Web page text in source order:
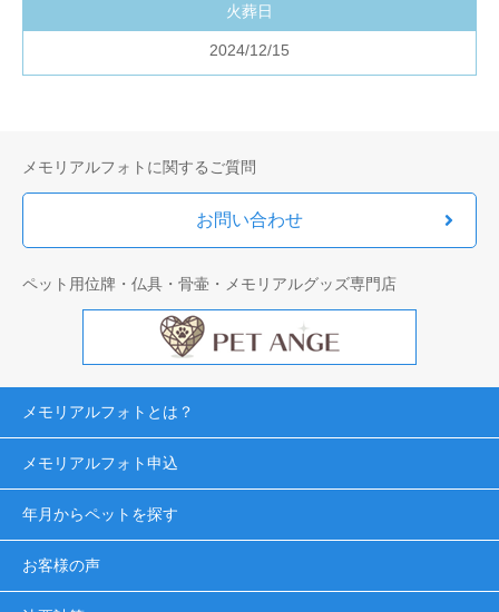
火葬日
2024/12/15
メモリアルフォトに関するご質問
お問い合わせ
ペット用位牌・仏具・骨壷・メモリアルグッズ専門店
メモリアルフォトとは？
メモリアルフォト申込
年月からペットを探す
お客様の声